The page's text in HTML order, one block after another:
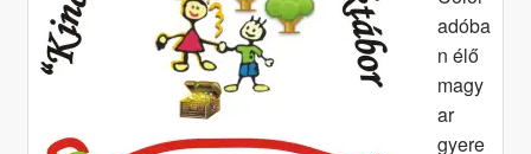
adóba
n élő
magy
ar
gyere